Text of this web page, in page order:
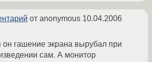
от anonymous 10.04.2006
гашение экрана вырубал при
сам. А монитор